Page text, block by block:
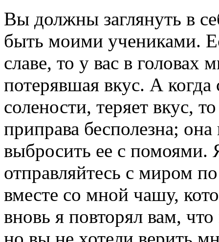
Вы должны заглянуть в
быть моими учениками.
славе, то у вас в
потерявшая вкус. А когда
солености, теряет вкус,
приправа бесполезна;
выбросить ее с помоями.
отправляйтесь с миром
вместе со мной чашу,
вновь я повторял вам,